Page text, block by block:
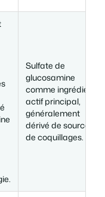
Sulfate de
glucosamine
comme ingrédient
actif principal,
généralement
dérivé de sources
de coquillages.